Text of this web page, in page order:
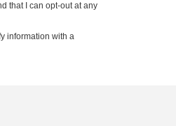
that I can opt-out at any
information with a